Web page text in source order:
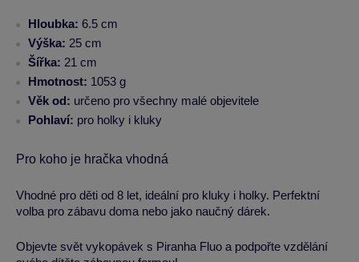
Hloubka: 6.5 cm
Výška: 25 cm
Šířka: 21 cm
Hmotnost: 1053 g
Věk od: určeno pro všechny malé objevitele
Pohlaví: pro holky i kluky
Pro koho je hračka vhodná
Vhodné pro děti od 8 let, ideální pro kluky i holky. Perfektní
volba pro zábavu doma nebo jako naučný dárek.
Objevte svět vykopávek s Piranha Fluo a podpořte vzdělání